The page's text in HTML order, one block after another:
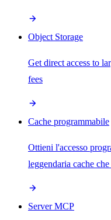
Object Storage
Get direct access to
fees
Cache programmabile
Ottieni l'accesso
leggendaria cache
Server MCP